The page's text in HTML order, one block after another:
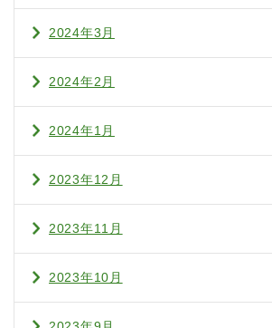
2024年3月
2024年2月
2024年1月
2023年12月
2023年11月
2023年10月